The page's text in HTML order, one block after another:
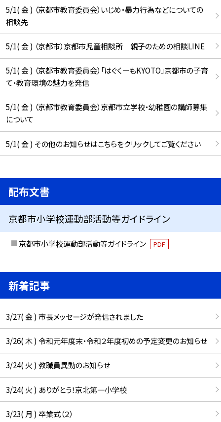
5/1( 金 ) （京都市教育委員会）いじめ・暴力行為などについての
相談先
5/1( 金 ) （京都市）京都市児童相談所 親子のための相談LINE
5/1( 金 ) （京都市教育委員会）「はぐくーもKYOTO」京都市の子育
て・教育環境の魅力を発信
5/1( 金 ) （京都市教育委員会）京都市立学校・幼稚園の講師募集
について
5/1( 金 ) その他のお知らせはこちらをクリックしてご覧ください
配布文書
京都市小学校運動部活動等ガイドライン
京都市小学校運動部活動等ガイドライン PDF
新着記事
3/27( 金 ) 市長メッセージが発信されました
3/26( 木 ) 令和元年度末・令和２年度初めの予定変更のお知らせ
3/24( 火 ) 教職員異動のお知らせ
3/24( 火 ) ありがとう！京北第一小学校
3/23( 月 ) 卒業式（２）